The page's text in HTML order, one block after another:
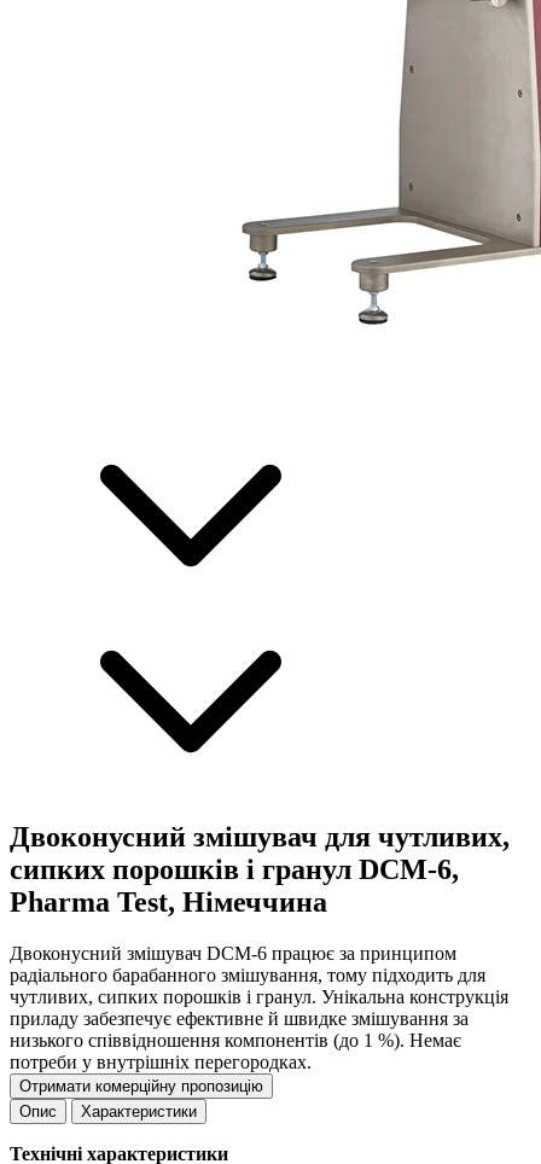
Двоконусний змішувач для чутливих,
сипких порошків і гранул DCM-6,
Pharma Test, Німеччина
Двоконусний змішувач DCM-6 працює за принципом
радіального барабанного змішування, тому підходить для
чутливих, сипких порошків і гранул. Унікальна конструкція
приладу забезпечує ефективне й швидке змішування за
низького співвідношення компонентів (до 1 %). Немає
потреби у внутрішніх перегородках.
Отримати комерційну пропозицію
Опис
Характеристики
Технічні характеристики